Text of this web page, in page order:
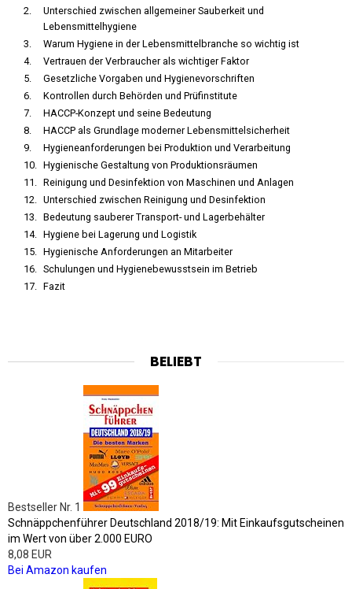
Unterschied zwischen allgemeiner Sauberkeit und
Lebensmittelhygiene
Warum Hygiene in der Lebensmittelbranche so wichtig ist
Vertrauen der Verbraucher als wichtiger Faktor
Gesetzliche Vorgaben und Hygienevorschriften
Kontrollen durch Behörden und Prüfinstitute
HACCP-Konzept und seine Bedeutung
HACCP als Grundlage moderner Lebensmittelsicherheit
Hygieneanforderungen bei Produktion und Verarbeitung
Hygienische Gestaltung von Produktionsräumen
Reinigung und Desinfektion von Maschinen und Anlagen
Unterschied zwischen Reinigung und Desinfektion
Bedeutung sauberer Transport- und Lagerbehälter
Hygiene bei Lagerung und Logistik
Hygienische Anforderungen an Mitarbeiter
Schulungen und Hygienebewusstsein im Betrieb
Fazit
BELIEBT
Bestseller Nr. 1
Schnäppchenführer Deutschland 2018/19: Mit Einkaufsgutscheinen
im Wert von über 2.000 EURO
8,08 EUR
Bei Amazon kaufen